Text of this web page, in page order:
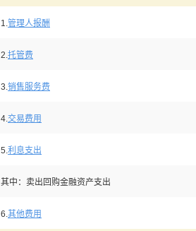
1.管理人报酬
2.托管费
3.销售服务费
4.交易费用
5.利息支出
其中：卖出回购金融资产支出
6.其他费用